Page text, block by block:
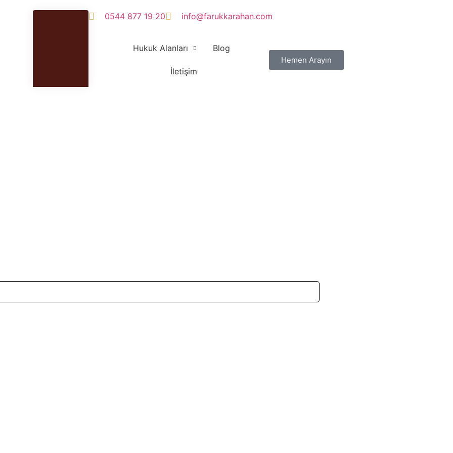
0544 877 19 20 info@farukkarahan.com
Hukuk Alanları Blog
İletişim
Hemen Arayın